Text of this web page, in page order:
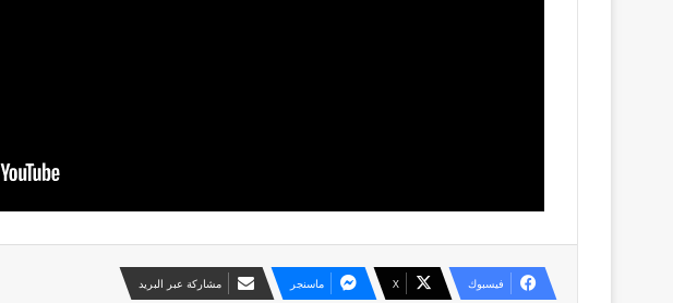
فيسبوك X ماسنجر مشاركة عبر البريد